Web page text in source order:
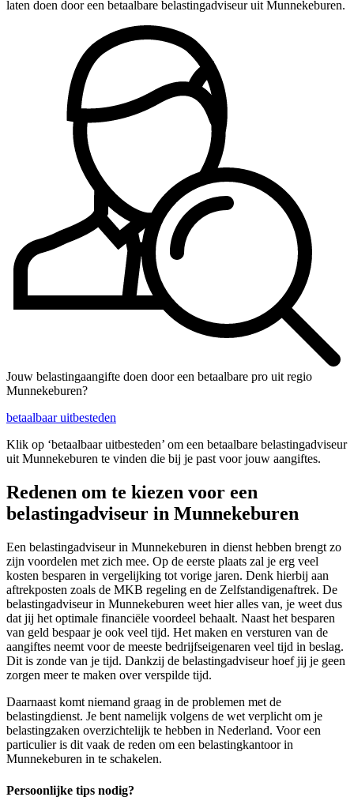
laten doen door een betaalbare belastingadviseur uit Munnekeburen.
Jouw belastingaangifte doen door een betaalbare pro uit regio
Munnekeburen?
betaalbaar uitbesteden
Klik op ‘betaalbaar uitbesteden’ om een betaalbare belastingadviseur
uit Munnekeburen te vinden die bij je past voor jouw aangiftes.
Redenen om te kiezen voor een
belastingadviseur in Munnekeburen
Een belastingadviseur in Munnekeburen in dienst hebben brengt zo
zijn voordelen met zich mee. Op de eerste plaats zal je erg veel
kosten besparen in vergelijking tot vorige jaren. Denk hierbij aan
aftrekposten zoals de MKB regeling en de Zelfstandigenaftrek. De
belastingadviseur in Munnekeburen weet hier alles van, je weet dus
dat jij het optimale financiële voordeel behaalt. Naast het besparen
van geld bespaar je ook veel tijd. Het maken en versturen van de
aangiftes neemt voor de meeste bedrijfseigenaren veel tijd in beslag.
Dit is zonde van je tijd. Dankzij de belastingadviseur hoef jij je geen
zorgen meer te maken over verspilde tijd.
Daarnaast komt niemand graag in de problemen met de
belastingdienst. Je bent namelijk volgens de wet verplicht om je
belastingzaken overzichtelijk te hebben in Nederland. Voor een
particulier is dit vaak de reden om een belastingkantoor in
Munnekeburen in te schakelen.
Persoonlijke tips nodig?